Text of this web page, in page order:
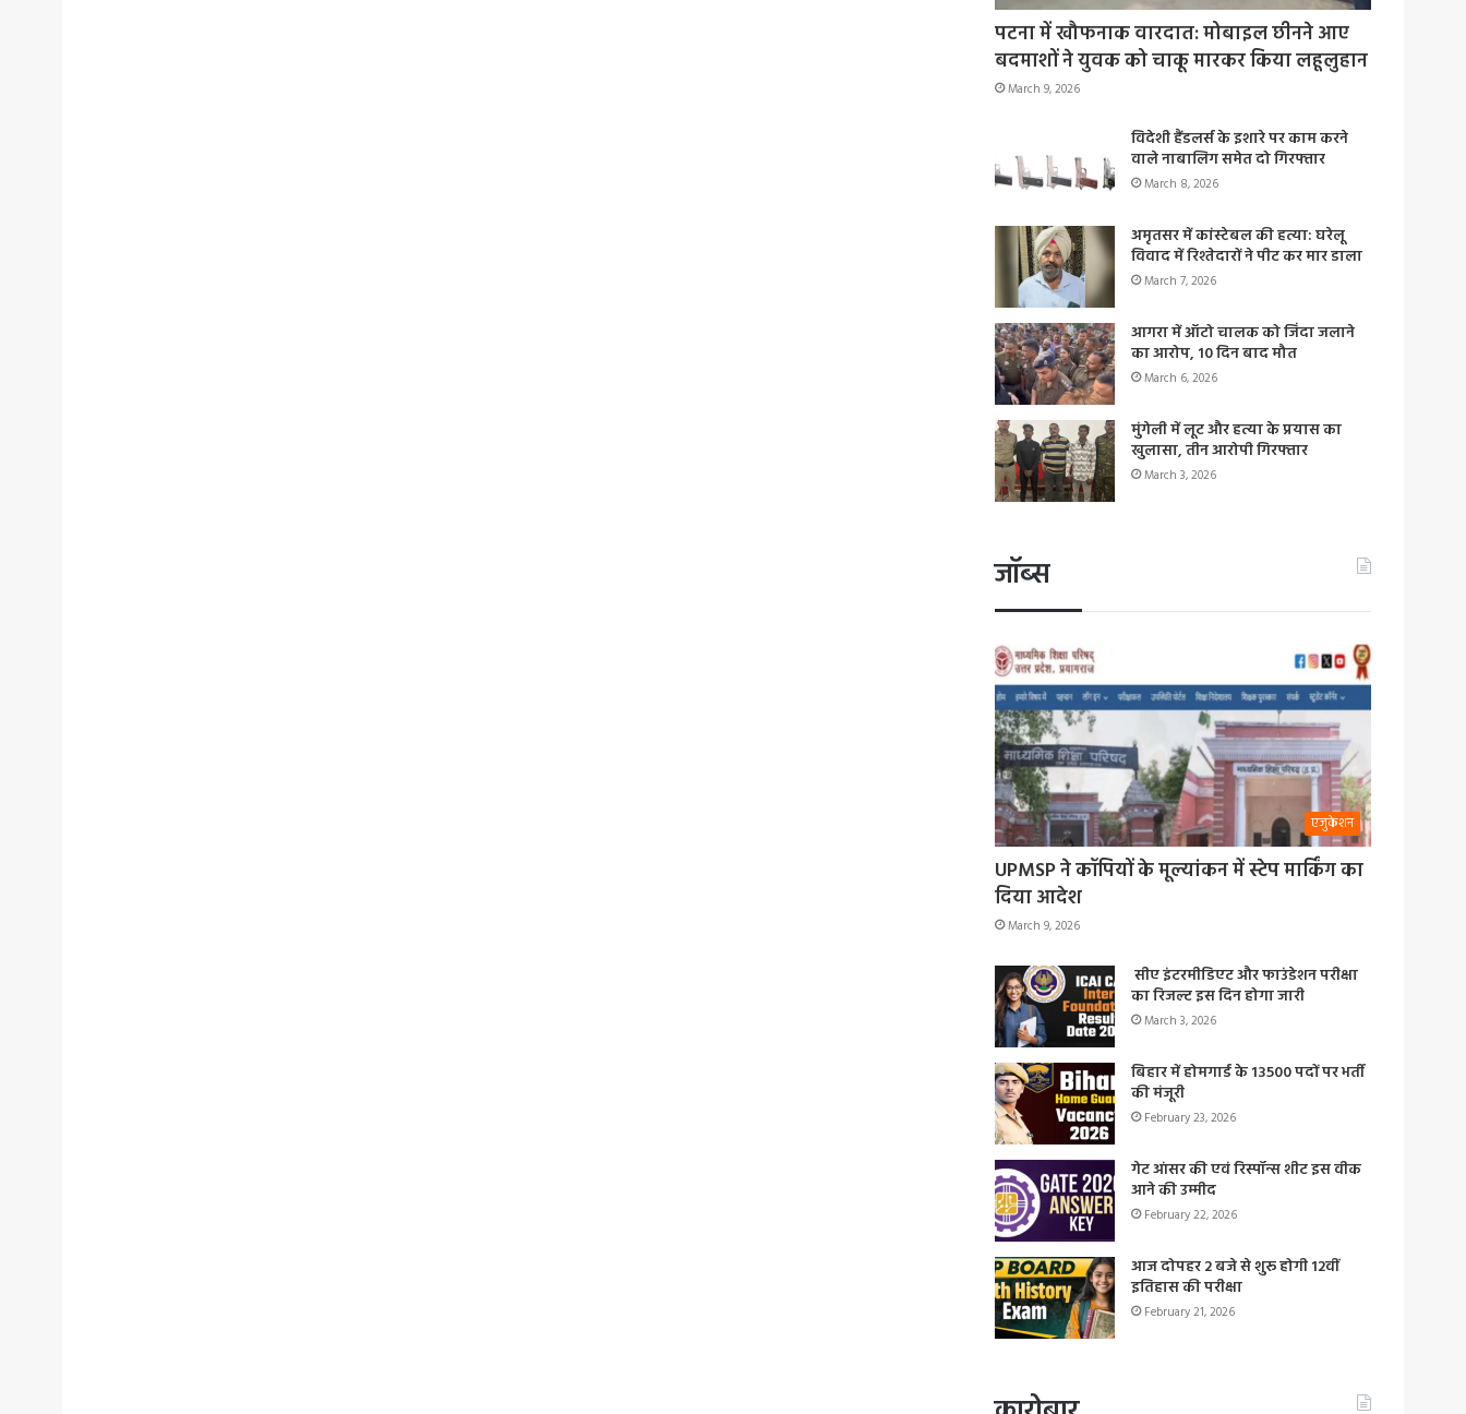
पटना में खौफनाक वारदात: मोबाइल छीनने आए
बदमाशों ने युवक को चाकू मारकर किया लहूलुहान
March 9, 2026
विदेशी हैंडलर्स के इशारे पर काम करने
वाले नाबालिग समेत दो गिरफ्तार
March 8, 2026
अमृतसर में कांस्टेबल की हत्या: घरेलू
विवाद में रिश्तेदारों ने पीट कर मार डाला
March 7, 2026
आगरा में ऑटो चालक को जिंदा जलाने
का आरोप, 10 दिन बाद मौत
March 6, 2026
मुंगेली में लूट और हत्या के प्रयास का
खुलासा, तीन आरोपी गिरफ्तार
March 3, 2026
जॉब्स
एजुकेशन
UPMSP ने कॉपियों के मूल्यांकन में स्टेप मार्किंग का
दिया आदेश
March 9, 2026
सीए इंटरमीडिएट और फाउंडेशन परीक्षा
का रिजल्ट इस दिन होगा जारी
March 3, 2026
बिहार में होमगार्ड के 13500 पदों पर भर्ती
की मंजूरी
February 23, 2026
गेट आंसर की एवं रिस्पॉन्स शीट इस वीक
आने की उम्मीद
February 22, 2026
आज दोपहर 2 बजे से शुरू होगी 12वीं
इतिहास की परीक्षा
February 21, 2026